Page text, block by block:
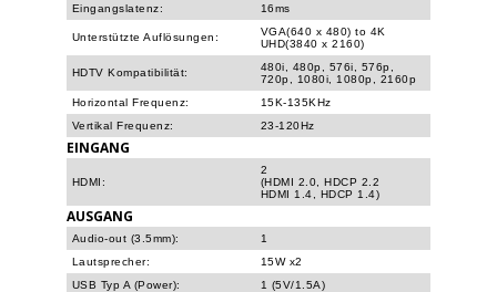
Eingangslatenz:
16ms
Unterstützte Auflösungen:
VGA(640 x 480) to 4K
UHD(3840 x 2160)
HDTV Kompatibilität:
480i, 480p, 576i, 576p,
720p, 1080i, 1080p, 2160p
Horizontal Frequenz:
15K-135KHz
Vertikal Frequenz:
23-120Hz
EINGANG
HDMI:
2
(HDMI 2.0, HDCP 2.2
HDMI 1.4, HDCP 1.4)
AUSGANG
Audio-out (3.5mm):
1
Lautsprecher:
15W x2
USB Typ A (Power):
1 (5V/1.5A)